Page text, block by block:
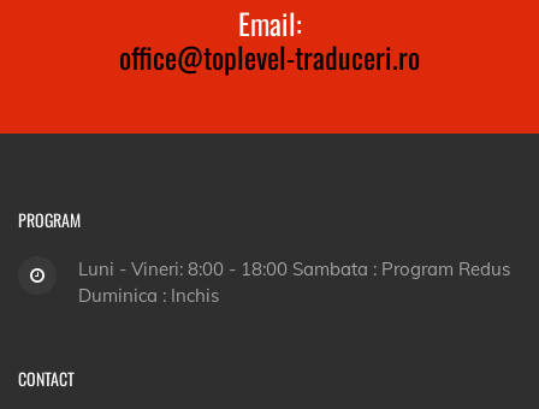
Email:
office@toplevel-traduceri.ro
PROGRAM
Luni - Vineri: 8:00 - 18:00 Sambata : Program Redus
Duminica : Inchis
CONTACT